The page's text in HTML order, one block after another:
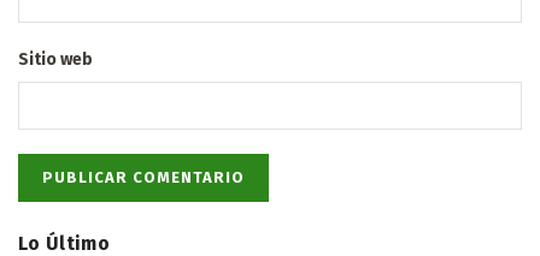
Sitio web
Lo Último